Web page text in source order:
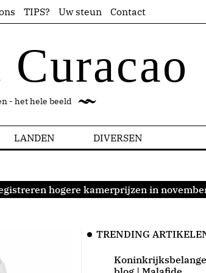
TIPS? Uw steun Contact
- het hele beeld
LANDEN DIVERSEN
hogere kamerprijzen in
TRENDING